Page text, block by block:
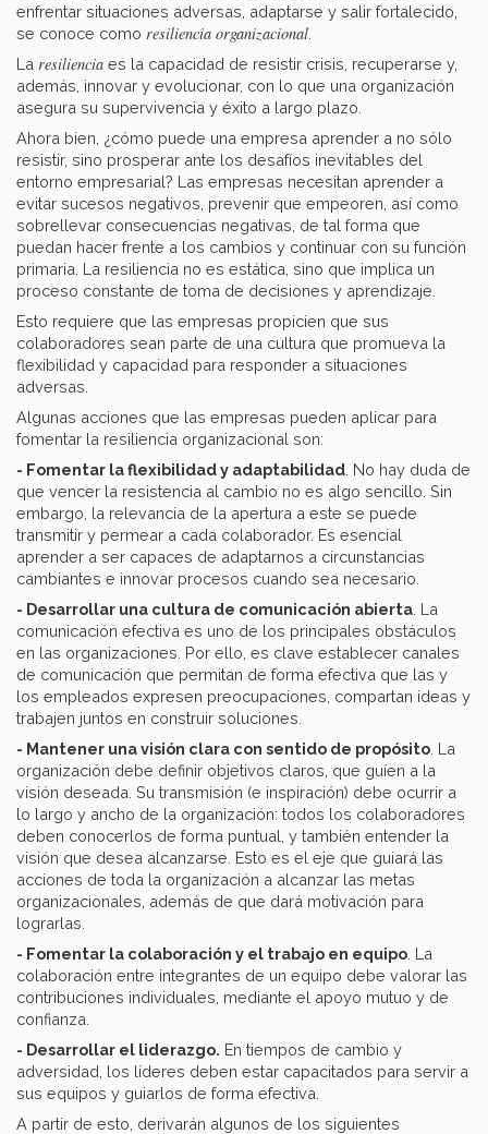
enfrentar situaciones adversas, adaptarse y salir fortalecido,
se conoce como resiliencia organizacional
La resiliencia es la capacidad de resistir crisis, recuperarse y,
además, innovar y evolucionar, con lo que una organización
asegura su supervivencia y éxito a largo plazo.
Ahora bien, ¿cómo puede una empresa aprender a no sólo
resistir, sino prosperar ante los desafíos inevitables del
entorno empresarial? Las empresas necesitan aprender a
evitar sucesos negativos, prevenir que empeoren, así como
sobrellevar consecuencias negativas, de tal forma que
puedan hacer frente a los cambios y continuar con su función
primaria. La resiliencia no es estática, sino que implica un
proceso constante de toma de decisiones y aprendizaje.
Esto requiere que las empresas propicien que sus
colaboradores sean parte de una cultura que promueva la
flexibilidad y capacidad para responder a situaciones
adversas.
Algunas acciones que las empresas pueden aplicar para
fomentar la resiliencia organizacional son:
- Fomentar la flexibilidad y adaptabilidad . No hay duda de
que vencer la resistencia al cambio no es algo sencillo. Sin
embargo, la relevancia de la apertura a este se puede
transmitir y permear a cada colaborador. Es esencial
aprender a ser capaces de adaptarnos a circunstancias
cambiantes e innovar procesos cuando sea necesario.
- Desarrollar una cultura de comunicación abierta . La
comunicación efectiva es uno de los principales obstáculos
en las organizaciones. Por ello, es clave establecer canales
de comunicación que permitan de forma efectiva que las y
los empleados expresen preocupaciones, compartan ideas y
trabajen juntos en construir soluciones.
- Mantener una visión clara con sentido de propósito . La
organización debe definir objetivos claros, que guíen a la
visión deseada. Su transmisión (e inspiración) debe ocurrir a
lo largo y ancho de la organización: todos los colaboradores
deben conocerlos de forma puntual, y también entender la
visión que desea alcanzarse. Esto es el eje que guiará las
acciones de toda la organización a alcanzar las metas
organizacionales, además de que dará motivación para
lograrlas.
- Fomentar la colaboración y el trabajo en equipo . La
colaboración entre integrantes de un equipo debe valorar las
contribuciones individuales, mediante el apoyo mutuo y de
confianza.
- Desarrollar el liderazgo. En tiempos de cambio y
adversidad, los líderes deben estar capacitados para servir a
sus equipos y guiarlos de forma efectiva.
A partir de esto, derivarán algunos de los siguientes